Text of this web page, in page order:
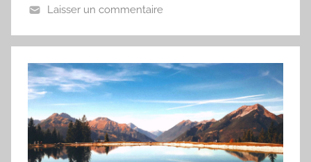
Laisser un commentaire